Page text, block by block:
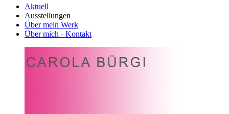
Aktuell
Ausstellungen
Über mein Werk
Über mich - Kontakt